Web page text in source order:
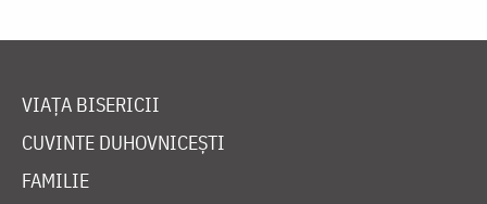
VIAȚA BISERICII
CUVINTE DUHOVNICEȘTI
FAMILIE